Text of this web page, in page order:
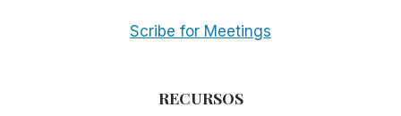
Scribe for Meetings
RECURSOS